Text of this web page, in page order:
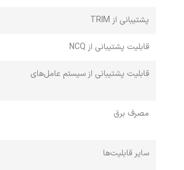
پشتیبانی از TRIM
قابلیت پشتیبانی از NCQ
قابلیت پشتیبانی از سیستم عامل‌های
مصرف برق
سایر قابلیت‌ها